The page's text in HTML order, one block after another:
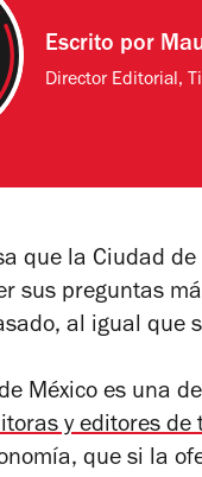
Escrito por
Director Editorial,
que la Ciudad
sus preguntas
al igual que
México es una
y editores de
que si la